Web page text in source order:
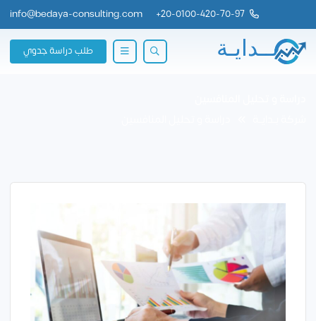
20-0100-420-70-97
+
info@bedaya-consulting.com
طلب دراسة جدوي